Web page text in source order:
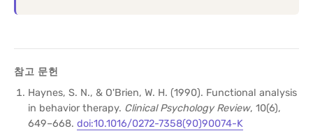
참고 문헌
Haynes, S. N., & O'Brien, W. H. (1990). Functional analysis
in behavior therapy. Clinical Psychology Review, 10(6),
649–668. doi:10.1016/0272-7358(90)90074-K